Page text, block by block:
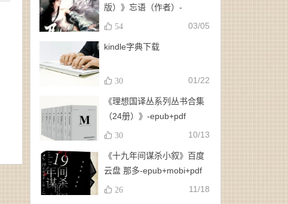
版）》忘语（作者）-
epub+mobi
54 03/05
kindle字典下载
30 01/22
《理想国译丛系列丛书合集
（24册）》-epub+pdf
30 10/13
《十九年间谋杀小叙》百度
云盘 那多-epub+mobi+pdf
26 11/18